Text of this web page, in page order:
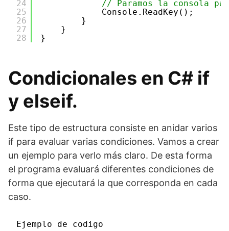
24
25
26
27
28
// Paramos la consola
Console.ReadKey();
}
}
}
Condicionales en C# if
y elseif.
Este tipo de estructura consiste en anidar varios
if para evaluar varias condiciones. Vamos a crear
un ejemplo para verlo más claro. De esta forma
el programa evaluará diferentes condiciones de
forma que ejecutará la que corresponda en cada
caso.
Ejemplo de codigo